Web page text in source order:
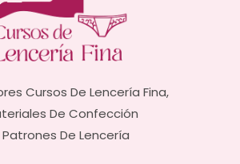
Cursos De Lencería Fina,
De Confección
Patrones De Lencería